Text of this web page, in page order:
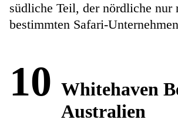
südliche Teil, der nördliche nur
bestimmten Safari-
10 Whitehaven
Australien